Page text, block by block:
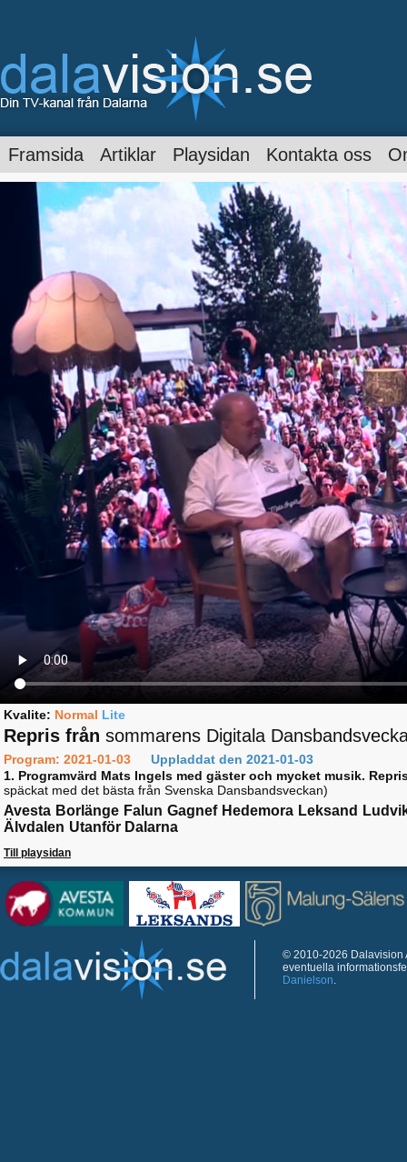
Framsida Artiklar Playsidan Kontakta oss
Kvalite: Normal Lite
Repris från sommarens Digitala
Program: 2021-01-03
Uppladdat den 2021-01-03
1. Programvärd Mats Ingels med gäster och mycket musik.
späckat med det bästa från Svenska Dansbandsveckan)
Avesta Borlänge Falun Gagnef Hedemora Leksand
Älvdalen Utanför Dalarna
Till playsidan
© 2010-2026 Dalavision
eventuella
Danielson.